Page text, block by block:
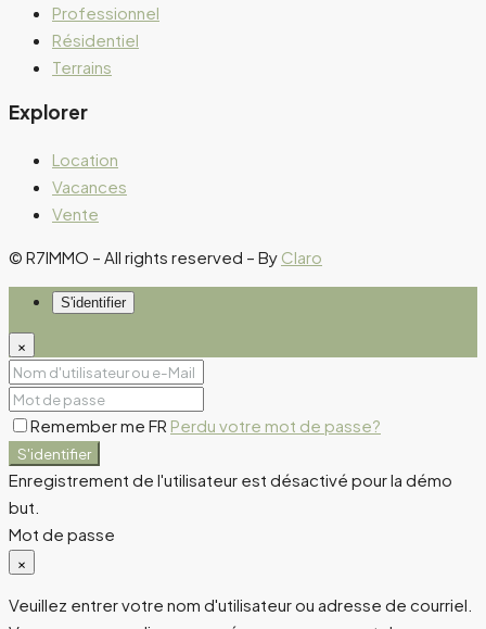
Professionnel
Résidentiel
Terrains
Explorer
Location
Vacances
Vente
© R7IMMO – All rights reserved – By Claro
S'identifier
×
Remember me FR Perdu votre mot de passe?
S'identifier
Enregistrement de l'utilisateur est désactivé pour la démo
but.
Mot de passe
×
Veuillez entrer votre nom d'utilisateur ou adresse de courriel.